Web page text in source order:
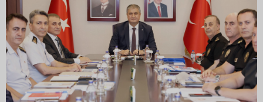
Adana’da parktaki OED cihazını çalan şüpheli
tutuklandı
Seyhan’da fırın ve pastanelere hijyen denetimi
gerçekleştirildi